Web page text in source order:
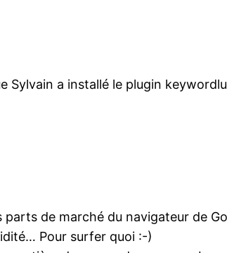
Sylvain a installé le plugin
de marché du navigateur de
Pour surfer quoi :-)